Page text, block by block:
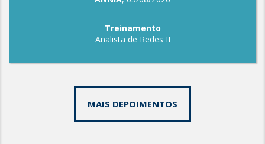
Treinamento
Analista de Redes II
MAIS DEPOIMENTOS